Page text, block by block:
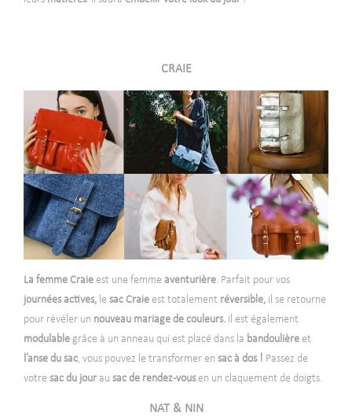
CRAIE
La femme Craie est une femme aventurière. Parfait pour vos
journées actives, le sac Craie est totalement réversible, il se retourne
pour révéler un nouveau mariage de couleurs. Il est également
modulable grâce à un anneau qui est placé dans la bandoulière et
l’anse du sac, vous pouvez le transformer en sac à dos ! Passez de
votre sac du jour au sac de rendez-vousen un claquement de doigts.
NAT & NIN